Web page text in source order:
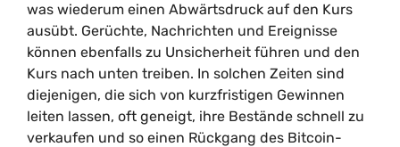
was wiederum einen Abwärtsdruck auf den Kurs
ausübt. Gerüchte, Nachrichten und Ereignisse
können ebenfalls zu Unsicherheit führen und den
Kurs nach unten treiben. In solchen Zeiten sind
diejenigen, die sich von kurzfristigen Gewinnen
leiten lassen, oft geneigt, ihre Bestände schnell zu
verkaufen und so einen Rückgang des Bitcoin-